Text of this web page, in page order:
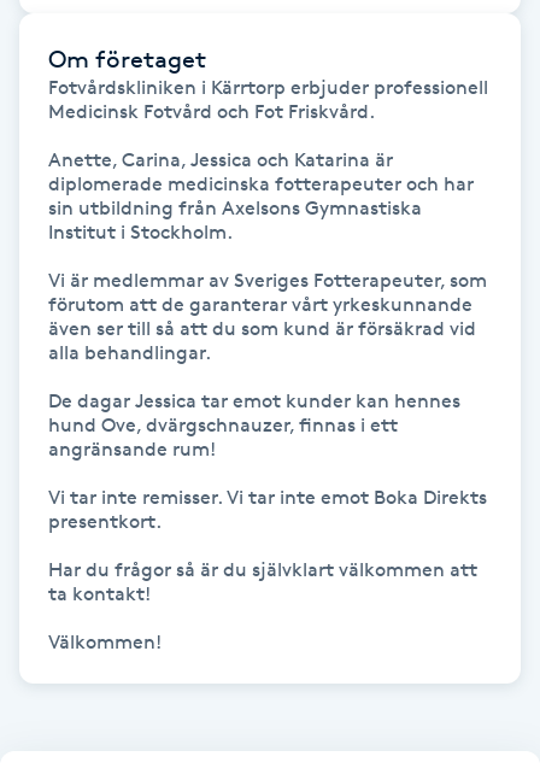
Föning
Gel naglar
Gelenaglar
Gellack
Gellack med förstärkning
Gravidyoga
Gruppträning
Gua Sha-massage
Hatha Yoga
Om företaget
Fotvårdskliniken i Kärrtorp erbjuder professionell
Medicinsk Fotvård och Fot Friskvård.
Anette, Carina, Jessica och Katarina är
diplomerade medicinska fotterapeuter och har
sin utbildning från Axelsons Gymnastiska
Institut i Stockholm.
Vi är medlemmar av Sveriges Fotterapeuter, som
förutom att de garanterar vårt yrkeskunnande
även ser till så att du som kund är försäkrad vid
alla behandlingar.
De dagar Jessica tar emot kunder kan hennes
hund Ove, dvärgschnauzer, finnas i ett
angränsande rum!
Vi tar inte remisser. Vi tar inte emot Boka Direkts
presentkort.
Har du frågor så är du självklart välkommen att
ta kontakt!
Välkommen!